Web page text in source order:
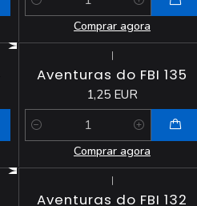
Quantidade
Comprar agora
|
Aventuras do FBI 135
1,25 EUR
Quantidade
Comprar agora
|
Aventuras do FBI 132